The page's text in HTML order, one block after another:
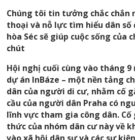
Chúng tôi tin tưởng chắc chắn
thoại và nỗ lực tìm hiểu dân số
hòa Séc sẽ giúp cuộc sống
chút
Hội nghị cuối cùng vào tháng
dự án InBáze – một nền tảng
dân của người di cư, nhằm cố
cầu của người dân Praha có
lĩnh vực tham gia công dân. Cố
thức của nhóm dân cư này về